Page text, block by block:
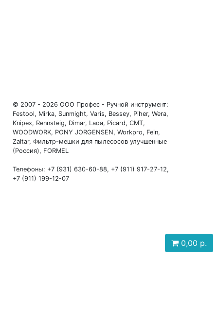
© 2007 - 2026 ООО Профес - Ручной инструмент:
Festool, Mirka, Sunmight, Varis, Bessey, Piher, Wera,
Knipex, Rennsteig, Dimar, Laoa, Picard, CMT,
WOODWORK, PONY JORGENSEN, Workpro, Fein,
Zaltar, Фильтр-мешки для пылесосов улучшенные
(Россия), FORMEL
Телефоны: +7 (931) 630-60-88, +7 (911) 917-27-12,
+7 (911) 199-12-07
0,00 р.